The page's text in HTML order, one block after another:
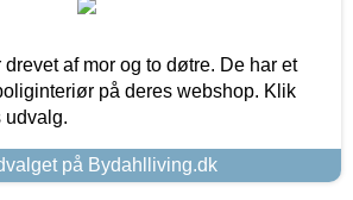
af mor og to døtre. De har et
på deres webshop. Klik
udvalg.
på Bydahlliving.dk